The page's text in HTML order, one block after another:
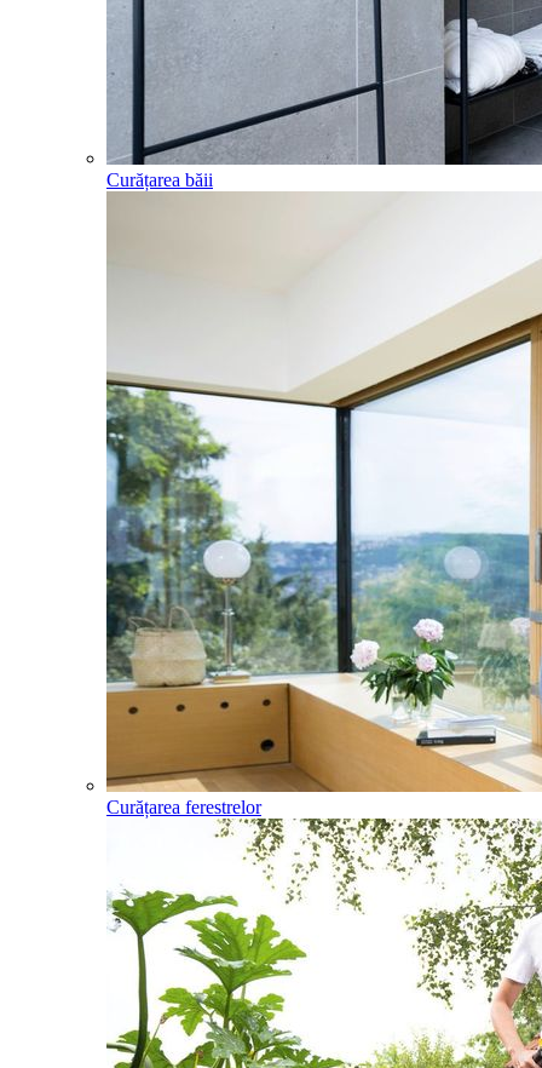
Curățarea băii
Curățarea ferestrelor